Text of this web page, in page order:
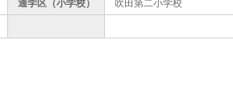
通学区（小学校） 吹田第二小学校